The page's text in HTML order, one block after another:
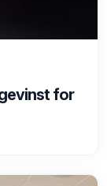
for